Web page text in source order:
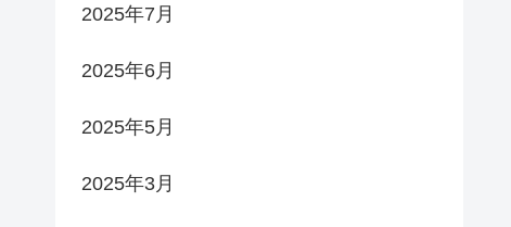
2025年7月
2025年6月
2025年5月
2025年3月